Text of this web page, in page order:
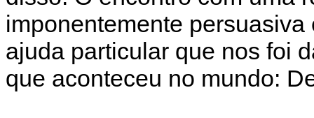
imponentemente
ajuda particular que nos foi
que aconteceu no mundo: